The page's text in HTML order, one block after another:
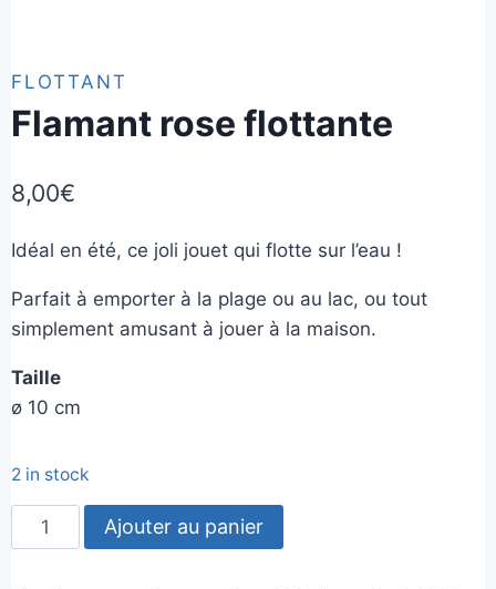
FLOTTANT
Flamant rose flottante
8,00€
Idéal en été, ce joli jouet qui flotte sur l’eau !
Parfait à emporter à la plage ou au lac, ou tout
simplement amusant à jouer à la maison.
Taille
ø 10 cm
2 in stock
quantité
de
Ajouter au panier